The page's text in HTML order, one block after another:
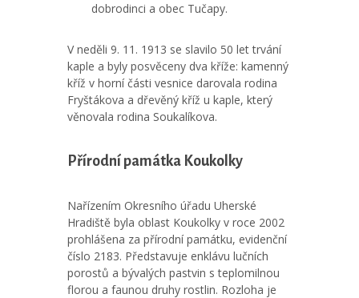
dobrodinci a obec Tučapy.
V neděli 9. 11. 1913 se slavilo 50 let trvání
kaple a byly posvěceny dva kříže: kamenný
kříž v horní části vesnice darovala rodina
Fryštákova a dřevěný kříž u kaple, který
věnovala rodina Soukalíkova.
Přírodní památka Koukolky
Nařízením Okresního úřadu Uherské
Hradiště byla oblast Koukolky v roce 2002
prohlášena za přírodní památku, evidenční
číslo 2183. Představuje enklávu lučních
porostů a bývalých pastvin s teplomilnou
florou a faunou druhy rostlin. Rozloha je